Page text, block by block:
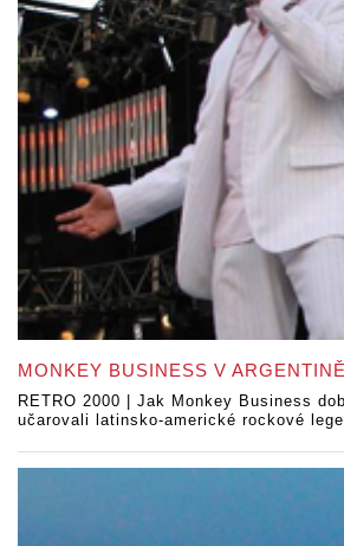
MONKEY BUSINESS V ARGENTINĚ
RETRO 2000 | Jak Monkey Business
učarovali latinsko-americké rockové